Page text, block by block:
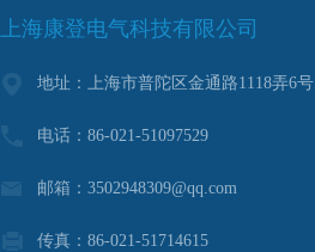
上海康登电气科技有限公司
地址：上海市普陀区金通路1118弄6号
电话：86-021-51097529
邮箱：3502948309@qq.com
传真：86-021-51714615